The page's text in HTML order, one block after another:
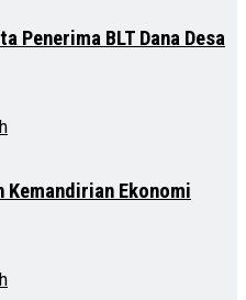
Penerima BLT Dana Desa
Kemandirian Ekonomi